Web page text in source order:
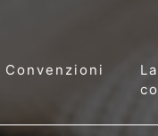
Convenzioni